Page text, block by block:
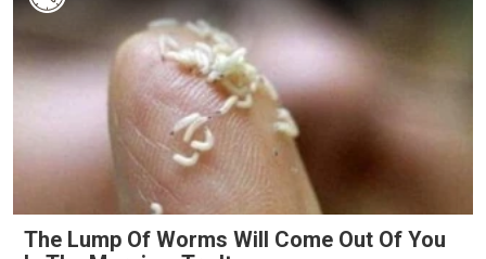
The Lump Of Worms Will Come Out Of You